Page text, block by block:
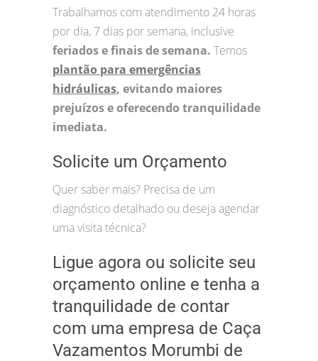
Trabalhamos com atendimento 24 horas
por dia, 7 dias por semana, inclusive
feriados e finais de semana. Temos
plantão para emergências
hidráulicas, evitando maiores
prejuízos e oferecendo tranquilidade
imediata.
Solicite um Orçamento
Quer saber mais? Precisa de um
diagnóstico detalhado ou deseja agendar
uma visita técnica?
Ligue agora ou solicite seu
orçamento online e tenha a
tranquilidade de contar
com uma empresa de Caça
Vazamentos Morumbi de